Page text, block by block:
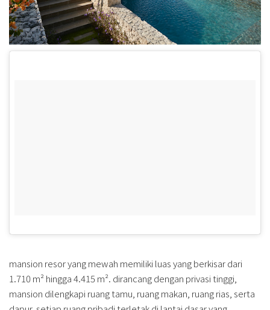
mansion resor yang mewah memiliki luas yang berkisar dari
1.710 m² hingga 4.415 m². dirancang dengan privasi tinggi,
mansion dilengkapi ruang tamu, ruang makan, ruang rias, serta